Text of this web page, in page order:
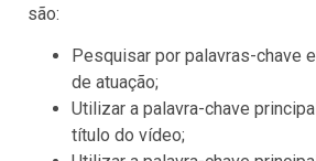
são:
Pesquisar por palavras-chave
de atuação;
Utilizar a palavra-chave
título do vídeo;